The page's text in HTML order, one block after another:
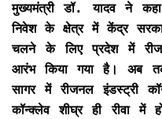
मुख्यमंत्री डॉ. यादव ने
निवेश के क्षेत्र में केंद्र
चलने के लिए प्रदेश में
आरंभ किया गया है। अब
सागर में रीजनल इंडस्ट्री
कॉन्क्लेव शीघ्र ही रीवा में